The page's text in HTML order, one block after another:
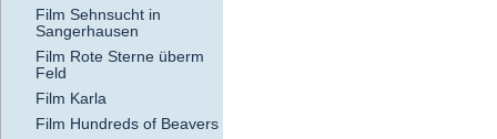
Film Sehnsucht in
Sangerhausen
Film Rote Sterne überm
Feld
Film Karla
Film Hundreds of Beavers